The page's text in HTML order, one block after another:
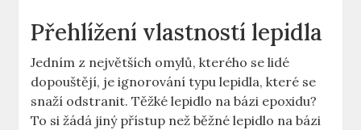
Přehlížení⁢ vlastností ⁤lepidla
Jedním z‌ největších omylů, kterého se ‌lidé
⁣dopouštějí,‍ je ignorování typu lepidla, které se
snaží odstranit. Těžké lepidlo na bázi⁣ epoxidu?
To si žádá jiný přístup než ‌běžné lepidlo​ na bázi